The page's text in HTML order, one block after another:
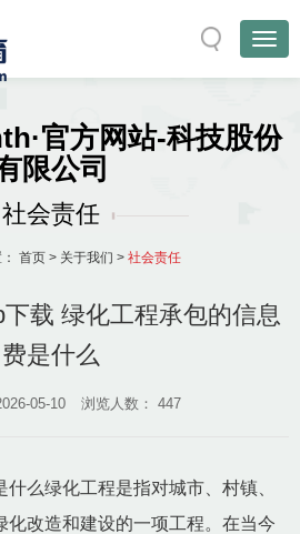
官方网站-科技股份
限公司
社会责任
首页> 关于我们 > 社会责任
载 绿化工程承包的信息
费是什么
05-10 浏览人数： 447
么绿化工程是指对城市、村镇、
化改造和建设的一项工程。在当今